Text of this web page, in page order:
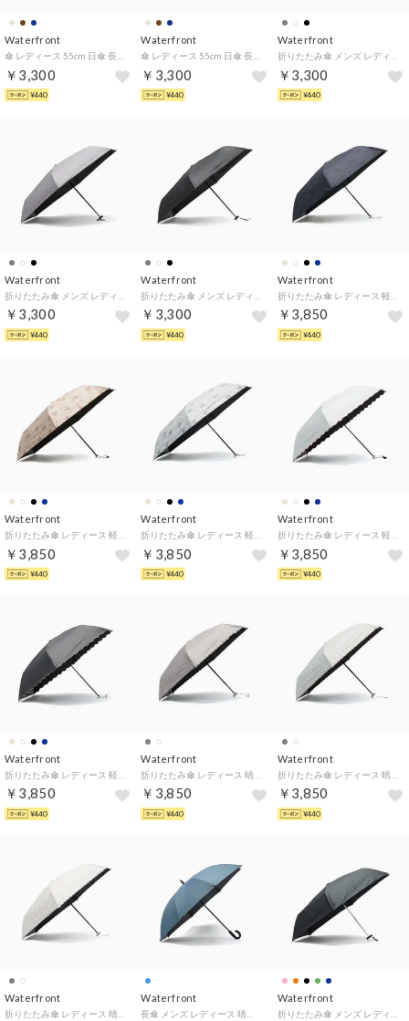
Waterfront
￥3,300
¥440
Waterfront
￥3,300
¥440
Waterfront
￥3,300
¥440
Waterfront
￥3,300
¥440
Waterfront
￥3,300
¥440
Waterfront
折りたたみ傘 レディース 軽量 晴雨兼用 ケース 手動開閉 遮光 遮熱 撥水 umbulatio ハンディールーフ UVブロック 折 55cm S355-1117 （ポムフラワーナイトネイビー）
￥3,850
¥440
Waterfront
￥3,850
¥440
Waterfront
￥3,850
¥440
Waterfront
折りたたみ傘 レディース 軽量 晴雨兼用 ケース 手動開閉 遮光 遮熱 撥水 umbulatio ハンディールーフ UVブロック 折 55cm S355-1117 （カレントオフホワイト）
￥3,850
¥440
Waterfront
￥3,850
¥440
Waterfront
￥3,850
¥440
Waterfront
折りたたみ傘 レディース 晴雨兼用 傘 耐風 おしゃれ 雨傘 日傘 ブランド 小さめ コンパクト UVカット 遮光 6本骨 ストライプ ネオミニ UVブロック 折 51cm S351-1119 （マルシェミントグレー）
￥3,850
¥440
Waterfront
折りたたみ傘 レディース 晴雨兼用 傘 耐風 おしゃれ 雨傘 日傘 ブランド 小さめ コンパクト UVカット 遮光 6本骨 ストライプ ネオミニ UVブロック 折 51cm S351-1119 （マルシェオフホワイト）
Waterfront
長傘 メンズ レディース 晴雨兼用 傘 耐風 おしゃれ 雨傘 日傘 ブランド ジャンプ式 グラスファイバー UVカット 遮光 大きい 8本骨 ワンタッチ 富山サンダー プラス S170-1146 （ブルー）
Waterfront
折りたたみ傘 メンズ レディース 晴雨兼用 軽量 雨傘 日傘 コンパクト UVカット 紫外線対策 撥水 サステナブル 手動 無地 シンプル ポケフラット2.0 折 55cm U355-0906 （ブラック）